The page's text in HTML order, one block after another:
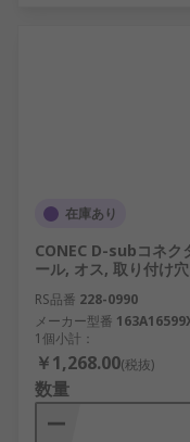
在庫あり
CONEC D-subコネク
ール, オス, 取り付け穴
RS品番 228-0990
メーカー型番
1個小計：
￥1,268.00(税抜)
数量